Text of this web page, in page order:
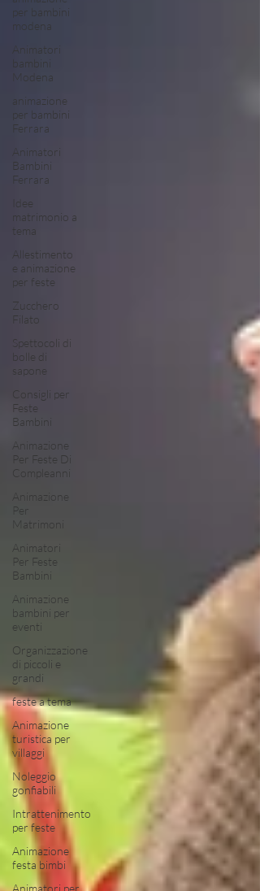
per bambini
modena
Animatori
bambini
Modena
animazione
per bambini
Ferrara
Animatori
Bambini
Ferrara
Idee
matrimonio a
tema
Allestimento
e animazione
per feste
Zucchero
Filato
Spettocoli di
bolle di
sapone
Consigli per
Feste
Bambini
Animazione
Per Feste Di
Compleanni
Animazione
Per
Matrimoni
Animatori
Per Feste
Bambini
Animazione
bambini per
eventi
Organizzazione
di piccoli e
grandi
feste a tema
Animazione
turistica per
villaggi
Noleggio
gonfiabili
Intrattenimento
per feste
Animazione
festa bimbi
Animatori per